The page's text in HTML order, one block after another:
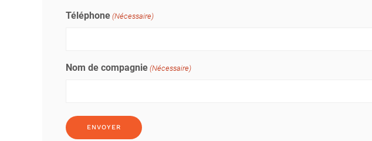
Téléphone (Nécessaire)
Nom de compagnie (Nécessaire)